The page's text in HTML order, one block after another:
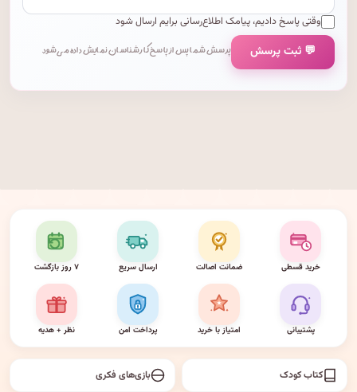
وقتی پاسخ دادیم، پیامک اطلاع‌رسانی برایم ارسال شود
💬 ثبت پرسش پرسش شما پس از پاسخ کارشناسان نمایش داده می‌شود.
خرید قسطی ضمانت اصالت ارسال سریع ۷ روز بازگشت
پشتیبانی امتیاز با خرید پرداخت امن نظر + هدیه
کتاب کودک بازی‌های فکری